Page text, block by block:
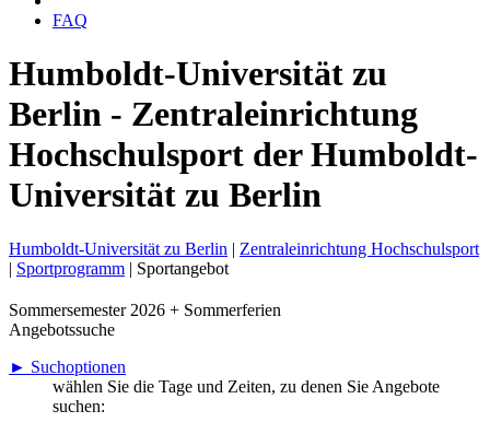
FAQ
Humboldt-Universität zu
Berlin - Zentraleinrichtung
Hochschulsport der Humboldt-
Universität zu Berlin
Humboldt-Universität zu Berlin | Zentraleinrichtung Hochschulsport
| Sportprogramm | Sportangebot
Sommersemester 2026 + Sommerferien
Angebotssuche
► Suchoptionen
wählen Sie die Tage und Zeiten, zu denen Sie Angebote
suchen: